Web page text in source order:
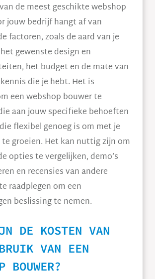
de meest geschikte webshop
jouw bedrijf hangt af van
factoren, zoals de aard van je
gewenste design en
het budget en de mate van
die je hebt. Het is
een webshop bouwer te
aan jouw specifieke behoeften
flexibel genoeg is om met je
groeien. Het kan nuttig zijn om
opties te vergelijken, demo’s
en recensies van andere
raadplegen om een
beslissing te nemen.
DE KOSTEN VAN
VAN EEN
BOUWER?